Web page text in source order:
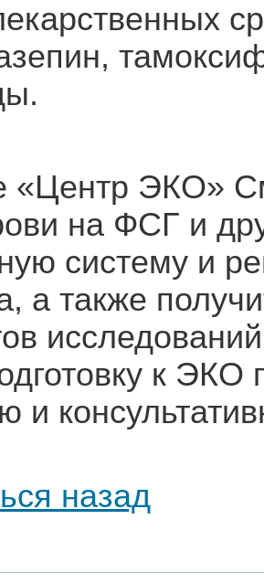
«Центр ЭКО»
на ФСГ и
систему и
а также
к ЭКО
и
назад